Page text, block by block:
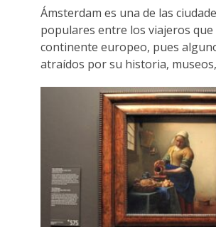
Ámsterdam es una de las
populares entre los viajeros que
continente europeo, pues
atraídos por su historia, museos,